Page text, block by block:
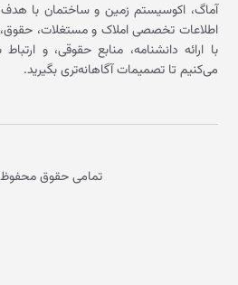
آماگ، اکوسیستم زمین و ساختمان با
اطلاعات تخصصی املاک و مستغلات،
با ارائه دانشنامه، منابع حقوقی، و
می‌کنیم تا تصمیمات آگاهانه‌تری بگیرید.
تمامی حقوق